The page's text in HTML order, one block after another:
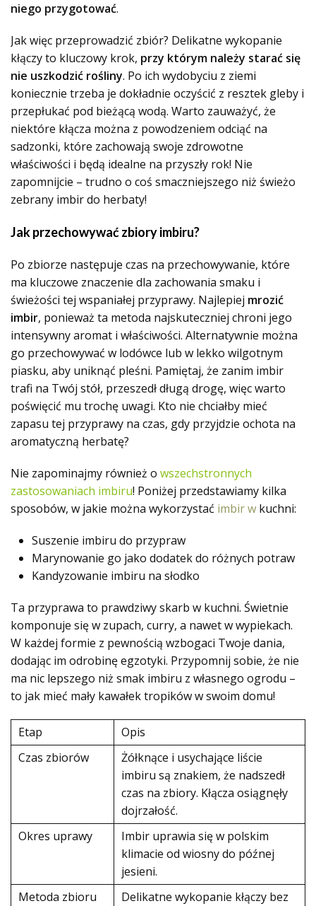
niego przygotować.
Jak więc przeprowadzić zbiór? Delikatne wykopanie
kłączy to kluczowy krok, przy którym należy starać się
nie uszkodzić rośliny. Po ich wydobyciu z ziemi
koniecznie trzeba je dokładnie oczyścić z resztek gleby i
przepłukać pod bieżącą wodą. Warto zauważyć, że
niektóre kłącza można z powodzeniem odciąć na
sadzonki, które zachowają swoje zdrowotne
właściwości i będą idealne na przyszły rok! Nie
zapomnijcie – trudno o coś smaczniejszego niż świeżo
zebrany imbir do herbaty!
Jak przechowywać zbiory imbiru?
Po zbiorze następuje czas na przechowywanie, które
ma kluczowe znaczenie dla zachowania smaku i
świeżości tej wspaniałej przyprawy. Najlepiej mrozić
imbir, ponieważ ta metoda najskuteczniej chroni jego
intensywny aromat i właściwości. Alternatywnie można
go przechowywać w lodówce lub w lekko wilgotnym
piasku, aby uniknąć pleśni. Pamiętaj, że zanim imbir
trafi na Twój stół, przeszedł długą drogę, więc warto
poświęcić mu trochę uwagi. Kto nie chciałby mieć
zapasu tej przyprawy na czas, gdy przyjdzie ochota na
aromatyczną herbatę?
Nie zapominajmy również o wszechstronnych
zastosowaniach imbiru! Poniżej przedstawiamy kilka
sposobów, w jakie można wykorzystać imbir w kuchni:
Suszenie imbiru do przypraw
Marynowanie go jako dodatek do różnych potraw
Kandyzowanie imbiru na słodko
Ta przyprawa to prawdziwy skarb w kuchni. Świetnie
komponuje się w zupach, curry, a nawet w wypiekach.
W każdej formie z pewnością wzbogaci Twoje dania,
dodając im odrobinę egzotyki. Przypomnij sobie, że nie
ma nic lepszego niż smak imbiru z własnego ogrodu –
to jak mieć mały kawałek tropików w swoim domu!
Etap
Opis
Czas zbiorów
Żółknące i usychające liście
imbiru są znakiem, że nadszedł
czas na zbiory. Kłącza osiągnęły
dojrzałość.
Okres uprawy
Imbir uprawia się w polskim
klimacie od wiosny do późnej
jesieni.
Metoda zbioru
Delikatne wykopanie kłączy bez